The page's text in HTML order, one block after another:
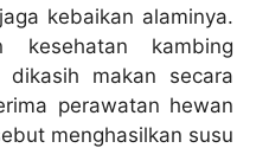
kebaikan alaminya.
kesehatan kambing
makan secara
perawatan hewan
menghasilkan susu